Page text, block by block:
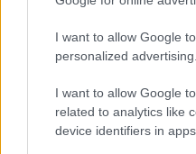
I want to allow Google
personalized advertising.
I want to allow Google
related to analytics like
device identifiers in apps.
Όσοι μεγάλωσαν
δεξιότητες ζωής που